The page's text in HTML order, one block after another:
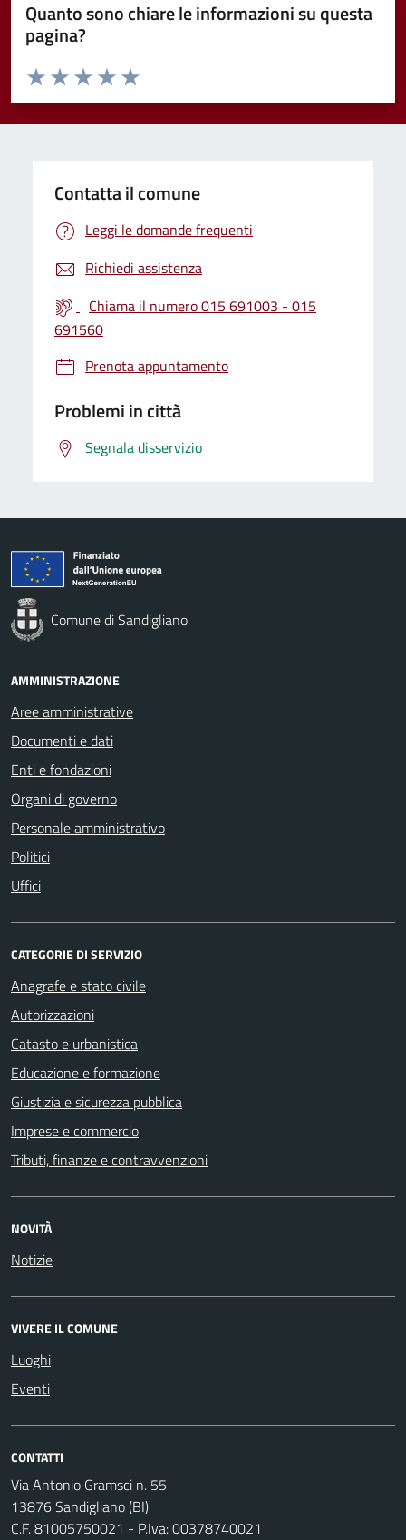
Quanto sono chiare le informazioni su questa
pagina?
Valuta da 1 a 5 stelle la pagina
Valuta 5 stelle su 5
Valuta 4 stelle su 5
Valuta 3 stelle su 5
Valuta 2 stelle su 5
Valuta 1 stelle su 5
Contatta il comune
Leggi le domande frequenti
Richiedi assistenza
Chiama il numero 015 691003 - 015
691560
Prenota appuntamento
Problemi in città
Segnala disservizio
Comune di Sandigliano
AMMINISTRAZIONE
Aree amministrative
Documenti e dati
Enti e fondazioni
Organi di governo
Personale amministrativo
Politici
Uffici
CATEGORIE DI SERVIZIO
Anagrafe e stato civile
Autorizzazioni
Catasto e urbanistica
Educazione e formazione
Giustizia e sicurezza pubblica
Imprese e commercio
Tributi, finanze e contravvenzioni
NOVITÀ
Notizie
VIVERE IL COMUNE
Luoghi
Eventi
CONTATTI
Via Antonio Gramsci n. 55
13876 Sandigliano (BI)
C.F. 81005750021 - P.Iva: 00378740021